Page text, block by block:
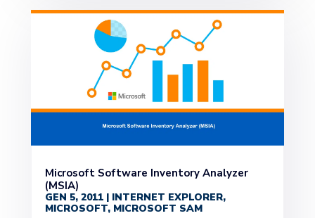
Microsoft Software Inventory Analyzer
(MSIA)
GEN 5, 2011| INTERNET EXPLORER,
MICROSOFT, MICROSOFT SAM